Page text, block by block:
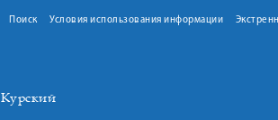
Поиск Условия использования информации
Курский